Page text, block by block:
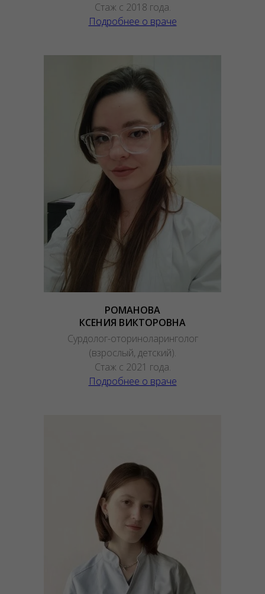
Стаж с 2018 года.
Подробнее о враче
РОМАНОВА
КСЕНИЯ ВИКТОРОВНА
Сурдолог-оториноларинголог
(взрослый, детский).
Стаж с 2021 года.
Подробнее о враче